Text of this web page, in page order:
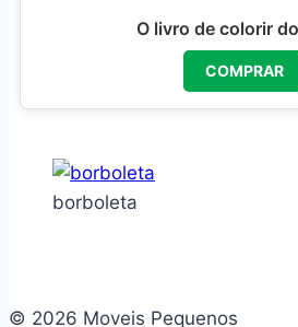
O livro de colorir
COMPRAR
borboleta
© 2026 Moveis Pequenos